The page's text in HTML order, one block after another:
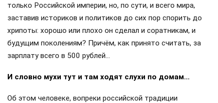
только Российской империи, но, по сути, и всего мира,
заставив историков и политиков до сих пор спорить до
хрипоты: хорошо или плохо он сделал и соратникам, и
будущим поколениям? Причём, как принято считать, за
зарплату всего в 500 рублей…
И словно мухи тут и там ходят слухи по домам…
Об этом человеке, вопреки российской традиции